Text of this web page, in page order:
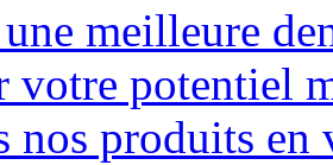
meilleure
votre potentiel
nos produits en